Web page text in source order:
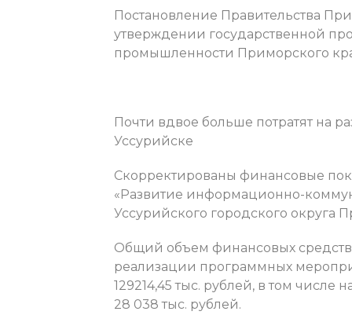
Постановление Правительства
утверждении государственной
промышленности Приморского
Почти вдвое больше потратят на
Уссурийске
Скорректированы финансовые
«Развитие информационно-
Уссурийского городского округа
Общий объем финансовых
реализации программных
129214,45 тыс. рублей, в том числе
28 038 тыс. рублей.